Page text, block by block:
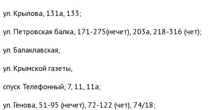
ул. Крылова, 131а, 133;
ул. Петровская балка, 171-275(нечет), 203а, 218-316 (чет);
ул. Балаклавская,
ул. Крымской газеты,
спуск Телефонный, 7, 11, 11а;
ул. Генова, 51-95 (нечет), 72-122 (чет), 74/18;